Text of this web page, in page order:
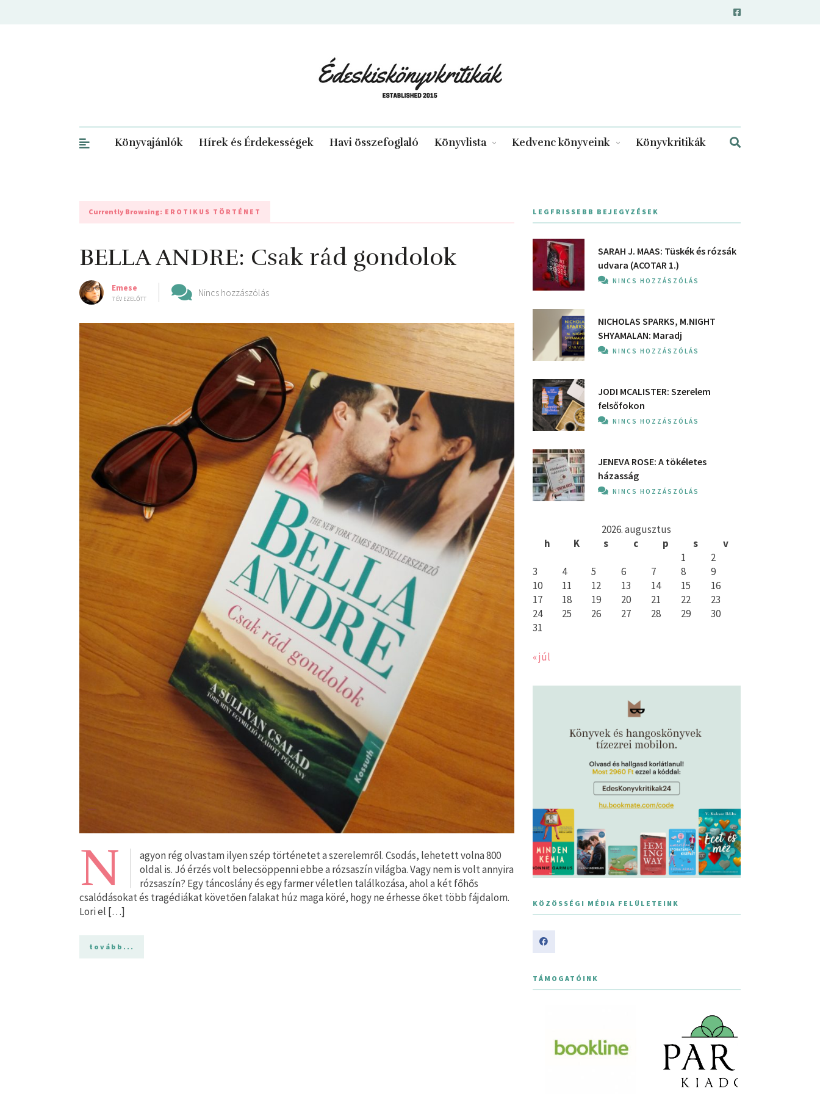
Könyvajánlók Hírek és Érdekességek Havi összefoglaló Könyvlista Kedvenc könyveink Könyvkritikák
Currently Browsing: EROTIKUS TÖRTÉNET
BELLA ANDRE: Csak rád gondolok
Emese
7 ÉV EZELŐTT
Nincs hozzászólás
N
agyon rég olvastam ilyen szép történetet a szerelemről. Csodás, lehetett volna 800
oldal is. Jó érzés volt belecsöppenni ebbe a rózsaszín világba. Vagy nem is volt annyira
rózsaszín? Egy táncoslány és egy farmer véletlen találkozása, ahol a két főhős
csalódásokat és tragédiákat követően falakat húz maga köré, hogy ne érhesse őket több fájdalom.
Lori el […]
tovább...
LEGFRISSEBB BEJEGYZÉSEK
SARAH J. MAAS: Tüskék és rózsák
udvara (ACOTAR 1.)
NINCS HOZZÁSZÓLÁS
NICHOLAS SPARKS, M.NIGHT
SHYAMALAN: Maradj
NINCS HOZZÁSZÓLÁS
JODI MCALISTER: Szerelem
felsőfokon
NINCS HOZZÁSZÓLÁS
JENEVA ROSE: A ​tökéletes
házasság
NINCS HOZZÁSZÓLÁS
2026. augusztus
h
K s c p s
v
1
2
3
4 5 6 7 8
9
10
11 12 13 14 15
16
17
18 19 20 21 22
23
24
25 26 27 28 29
30
31
« júl
KÖZÖSSÉGI MÉDIA FELÜLETEINK
TÁMOGATÓINK